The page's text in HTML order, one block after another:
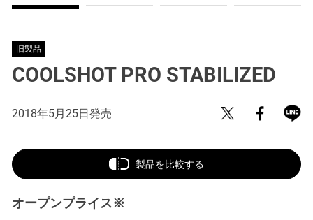
旧製品
COOLSHOT PRO STABILIZED
2018年5月25日発売
製品を比較する
オープンプライス※